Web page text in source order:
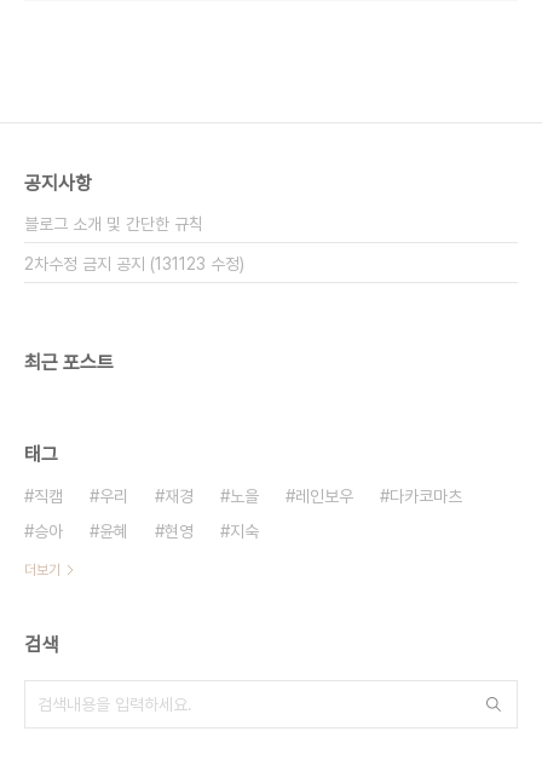
공지사항
블로그 소개 및 간단한 규칙
2차수정 금지 공지 (131123 수정)
최근 포스트
태그
직캠 우리 재경 노을 레인보우
다카코마츠
승아
윤혜 현영 지숙
더보기
검색